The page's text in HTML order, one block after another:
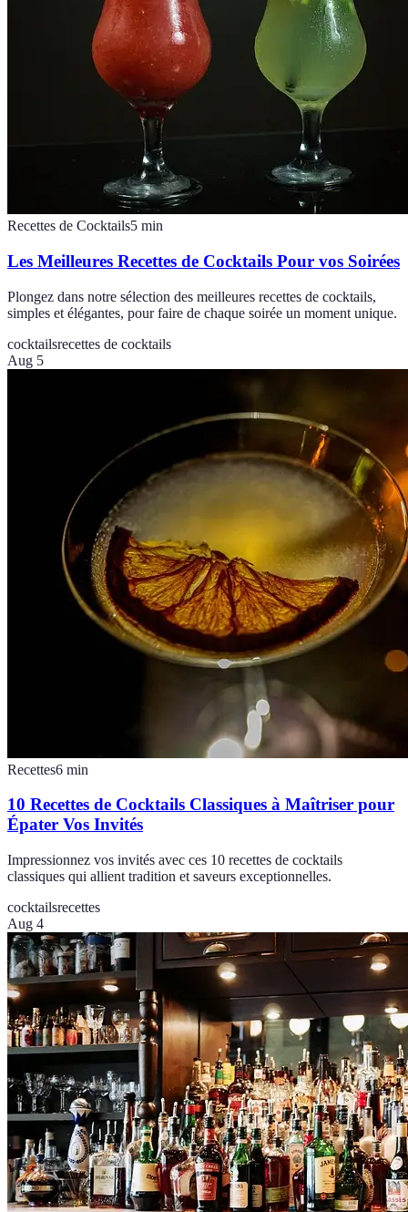
Recettes de Cocktails5 min
Les Meilleures Recettes de Cocktails Pour vos Soirées
Plongez dans notre sélection des meilleures recettes de cocktails,
simples et élégantes, pour faire de chaque soirée un moment unique.
cocktailsrecettes de cocktails
Aug 5
Recettes6 min
10 Recettes de Cocktails Classiques à Maîtriser pour
Épater Vos Invités
Impressionnez vos invités avec ces 10 recettes de cocktails
classiques qui allient tradition et saveurs exceptionnelles.
cocktailsrecettes
Aug 4